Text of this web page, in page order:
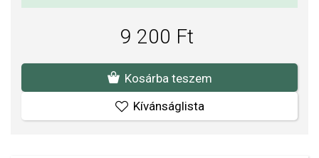
9 200 Ft
Kosárba teszem
Kívánságlista